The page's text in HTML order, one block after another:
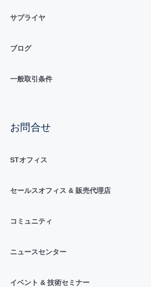
サプライヤ
ブログ
一般取引条件
お問合せ
STオフィス
セールスオフィス & 販売代理店
コミュニティ
ニュースセンター
イベント & 技術セミナー